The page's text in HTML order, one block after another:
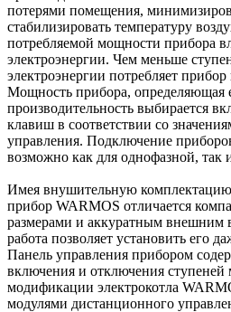
потерями помещения,
стабилизировать температуру
потребляемой мощности прибора
электроэнергии. Чем меньше
электроэнергии потребляет
Мощность прибора, определяющая
производительность выбирается
клавиш в соответствии со
управления. Подключение
возможно как для однофазной, так
Имея внушительную
прибор WARMOS отличается
размерами и аккуратным внешним
работа позволяет установить его
Панель управления прибором
включения и отключения
модификации электрокотла
модулями дистанционного